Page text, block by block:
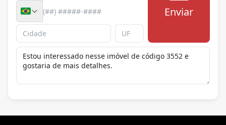
Enviar